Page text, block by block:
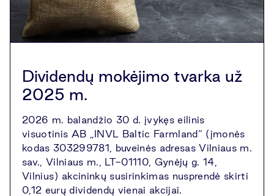
Dividendų mokėjimo tvarka už
2025 m.
2026 m. balandžio 30 d. įvykęs eilinis
visuotinis AB „INVL Baltic Farmland“ (įmonės
kodas 303299781, buveinės adresas Vilniaus m.
sav., Vilniaus m., LT-01110, Gynėjų g. 14,
Vilnius) akcininkų susirinkimas nusprendė skirti
0,12 eurų dividendų vienai akcijai.